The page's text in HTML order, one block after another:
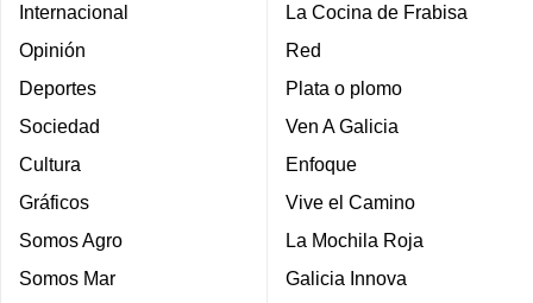
Internacional
Opinión
Deportes
Sociedad
Cultura
Gráficos
Somos Agro
Somos Mar
La Cocina de Frabisa
Red
Plata o plomo
Ven A Galicia
Enfoque
Vive el Camino
La Mochila Roja
Galicia Innova